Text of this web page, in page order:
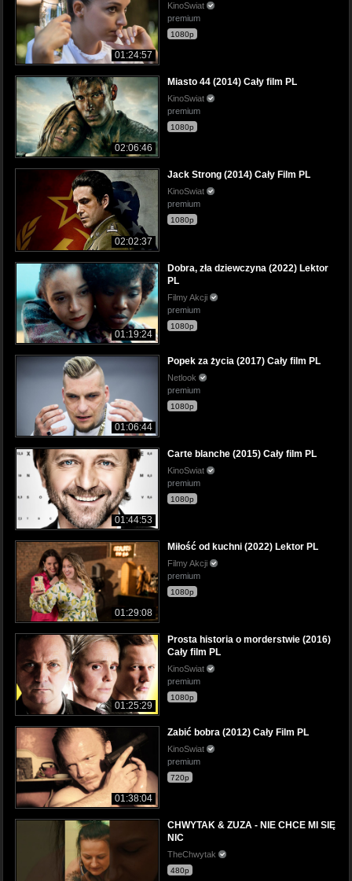
01:24:57
KinoSwiat
premium
1080p
02:06:46
Miasto 44 (2014) Cały film PL
KinoSwiat
premium
1080p
02:02:37
Jack Strong (2014) Cały Film PL
KinoSwiat
premium
1080p
01:19:24
Dobra, zła dziewczyna (2022) Lektor
PL
Filmy Akcji
premium
1080p
01:06:44
Popek za życia (2017) Cały film PL
Netlook
premium
1080p
01:44:53
Carte blanche (2015) Cały film PL
KinoSwiat
premium
1080p
01:29:08
Miłość od kuchni (2022) Lektor PL
Filmy Akcji
premium
1080p
01:25:29
Prosta historia o morderstwie (2016)
Cały film PL
KinoSwiat
premium
1080p
01:38:04
Zabić bobra (2012) Cały Film PL
KinoSwiat
premium
720p
CHWYTAK & ZUZA - NIE CHCE MI SIĘ
NIC
TheChwytak
480p